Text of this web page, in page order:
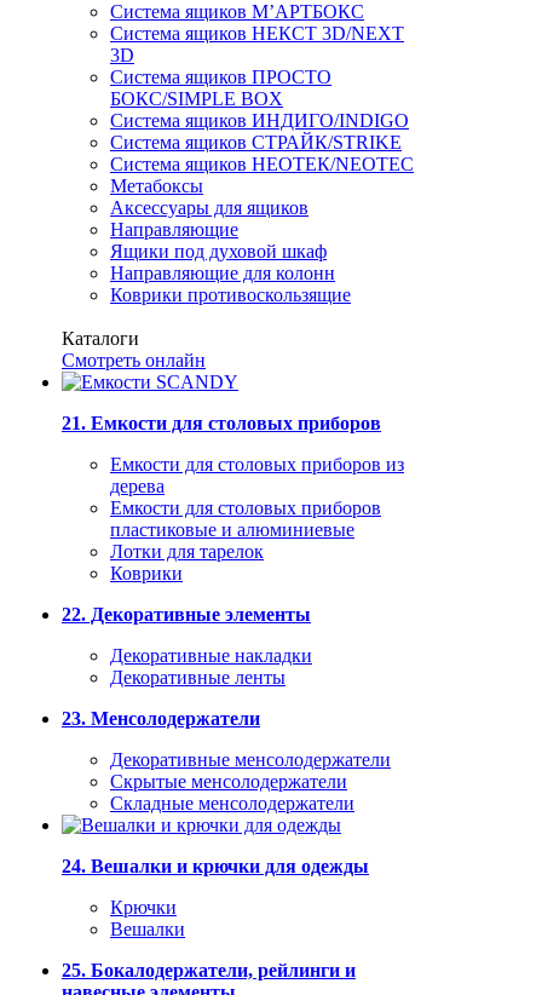
Система ящиков М’АРТБОКС
Система ящиков НЕКСТ 3D/NEXT
3D
Система ящиков ПРОСТО
БОКС/SIMPLE BOX
Система ящиков ИНДИГО/INDIGO
Система ящиков СТРАЙК/STRIKE
Система ящиков НЕОТЕК/NEOTEC
Метабоксы
Аксессуары для ящиков
Направляющие
Ящики под духовой шкаф
Направляющие для колонн
Коврики противоскользящие
Каталоги
Смотреть онлайн
21. Емкости для столовых приборов
Емкости для столовых приборов из
дерева
Емкости для столовых приборов
пластиковые и алюминиевые
Лотки для тарелок
Коврики
22. Декоративные элементы
Декоративные накладки
Декоративные ленты
23. Менсолодержатели
Декоративные менсолодержатели
Скрытые менсолодержатели
Складные менсолодержатели
24. Вешалки и крючки для одежды
Крючки
Вешалки
25. Бокалодержатели, рейлинги и